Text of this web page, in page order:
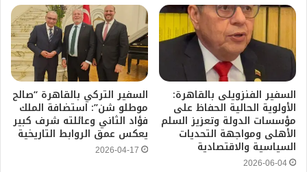
السفير الفنزويلى بالقاهرة:
الأولوية الحالية الحفاظ على
مؤسسات الدولة وتعزيز السلم
الأهلى ومواجهة التحديات
السياسية والاقتصادية
2026-06-04
السفير التركي بالقاهرة “صالح
موطلو شن”: استضافة الملك
فؤاد الثاني وعائلته شرف كبير
يعكس عمق الروابط التاريخية
2026-04-17